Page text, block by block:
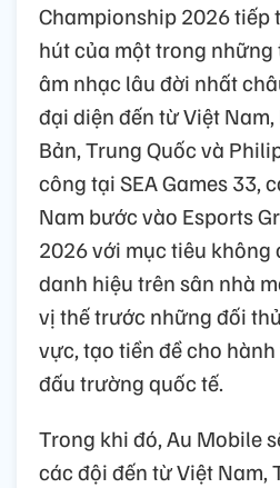
Championship 2026 tiếp
hút của một trong
âm nhạc lâu đời nhất
đại diện đến từ Việt
Bản, Trung Quốc và
công tại SEA Games 33,
Nam bước vào Esports
2026 với mục tiêu không
danh hiệu trên sân nhà
vị thế trước những đối
vực, tạo tiền đề cho
đấu trường quốc tế.
Trong khi đó, Au Mobile
các đội đến từ Việt Nam,